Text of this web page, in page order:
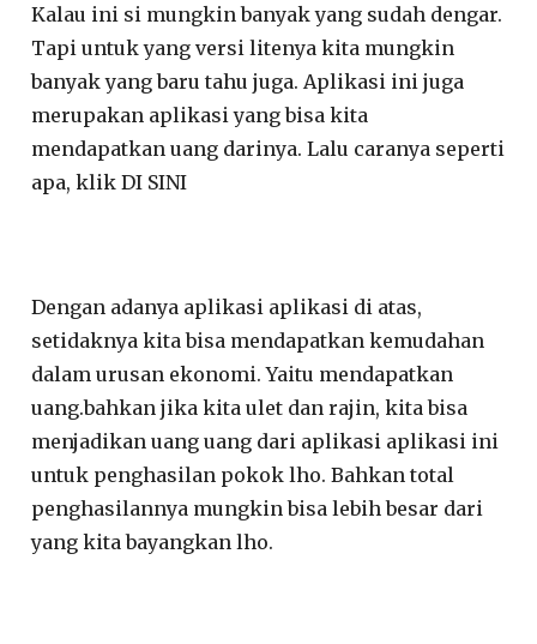
Kalau ini si mungkin banyak yang sudah dengar.
Tapi untuk yang versi litenya kita mungkin
banyak yang baru tahu juga. Aplikasi ini juga
merupakan aplikasi yang bisa kita
mendapatkan uang darinya. Lalu caranya seperti
apa, klik DI SINI
Dengan adanya aplikasi aplikasi di atas,
setidaknya kita bisa mendapatkan kemudahan
dalam urusan ekonomi. Yaitu mendapatkan
uang.bahkan jika kita ulet dan rajin, kita bisa
menjadikan uang uang dari aplikasi aplikasi ini
untuk penghasilan pokok lho. Bahkan total
penghasilannya mungkin bisa lebih besar dari
yang kita bayangkan lho.